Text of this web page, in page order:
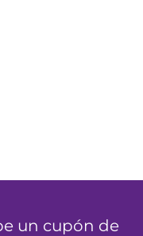
un cupón de